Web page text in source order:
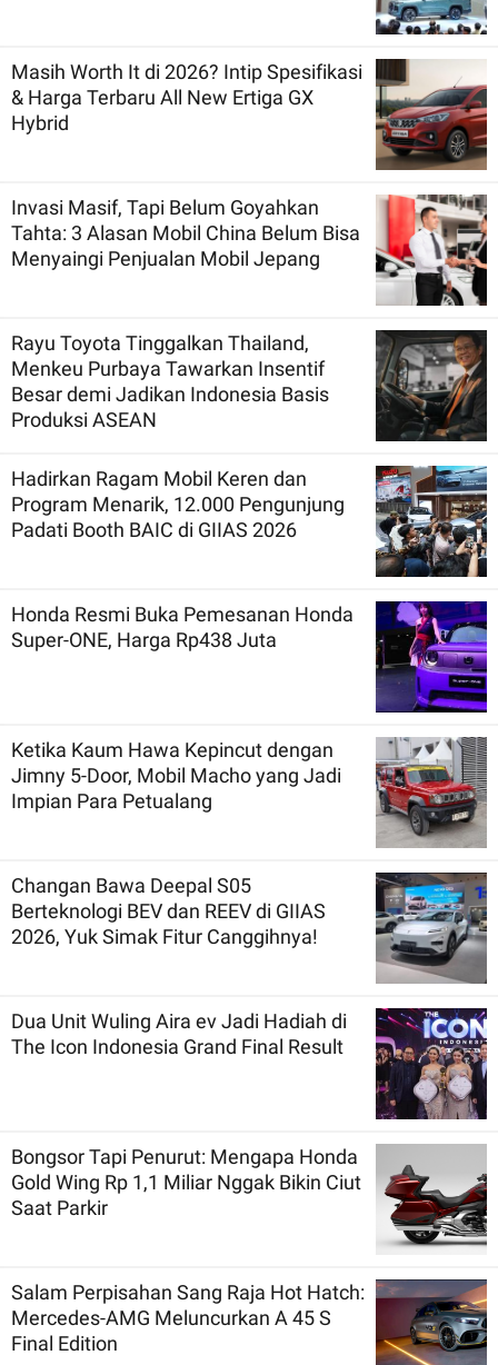
Masih Worth It di 2026? Intip Spesifikasi
& Harga Terbaru All New Ertiga GX
Hybrid
Invasi Masif, Tapi Belum Goyahkan
Tahta: 3 Alasan Mobil China Belum Bisa
Menyaingi Penjualan Mobil Jepang
Rayu Toyota Tinggalkan Thailand,
Menkeu Purbaya Tawarkan Insentif
Besar demi Jadikan Indonesia Basis
Produksi ASEAN
Hadirkan Ragam Mobil Keren dan
Program Menarik, 12.000 Pengunjung
Padati Booth BAIC di GIIAS 2026
Honda Resmi Buka Pemesanan Honda
Super-ONE, Harga Rp438 Juta
Ketika Kaum Hawa Kepincut dengan
Jimny 5-Door, Mobil Macho yang Jadi
Impian Para Petualang
Changan Bawa Deepal S05
Berteknologi BEV dan REEV di GIIAS
2026, Yuk Simak Fitur Canggihnya!
Dua Unit Wuling Aira ev Jadi Hadiah di
The Icon Indonesia Grand Final Result
Bongsor Tapi Penurut: Mengapa Honda
Gold Wing Rp 1,1 Miliar Nggak Bikin Ciut
Saat Parkir
Salam Perpisahan Sang Raja Hot Hatch:
Mercedes-AMG Meluncurkan A 45 S
Final Edition